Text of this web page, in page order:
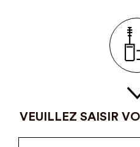
VEUILLEZ SAISIR